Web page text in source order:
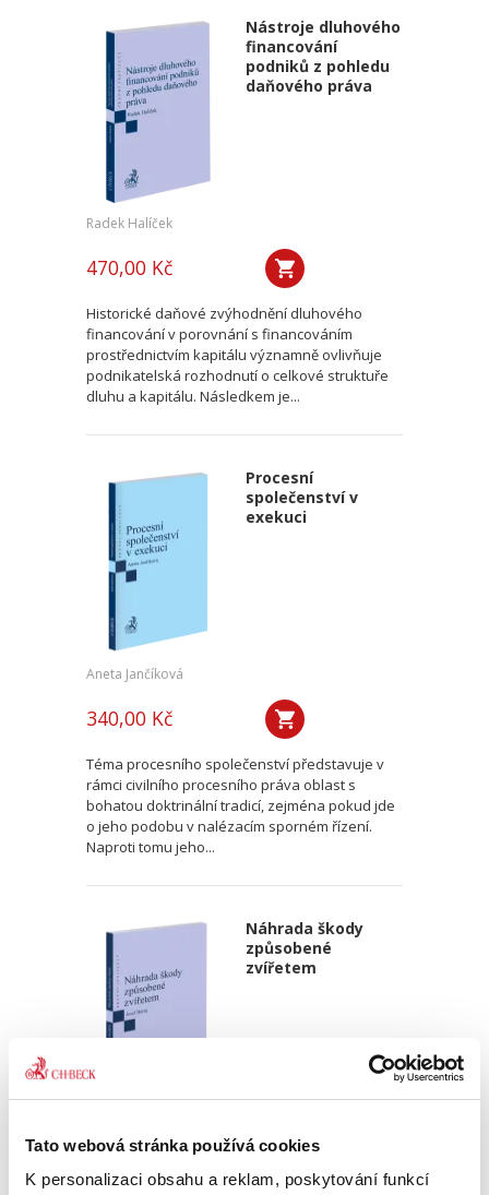
Tato webová stránka používá cookies
K personalizaci obsahu a reklam, poskytování funkcí
Nástroje dluhového
financování
podniků z pohledu
daňového práva
Radek Halíček
470,00 Kč
Historické daňové zvýhodnění dluhového
financování v porovnání s financováním
prostřednictvím kapitálu významně ovlivňuje
podnikatelská rozhodnutí o celkové struktuře
dluhu a kapitálu. Následkem je...
Procesní
společenství v
exekuci
Aneta Jančíková
340,00 Kč
Téma procesního společenství představuje v
rámci civilního procesního práva oblast s
bohatou doktrinální tradicí, zejména pokud jde
o jeho podobu v nalézacím sporném řízení.
Naproti tomu jeho...
Náhrada škody
způsobené
zvířetem
390,00 Kč